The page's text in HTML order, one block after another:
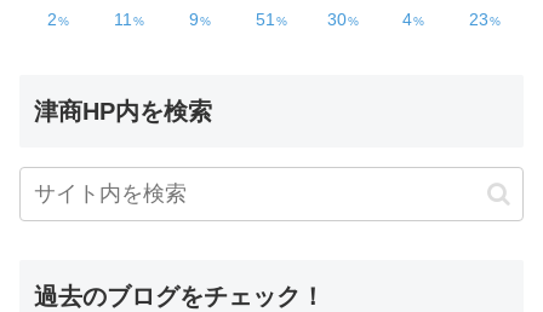
津商HP内を検索
過去のブログをチェック！